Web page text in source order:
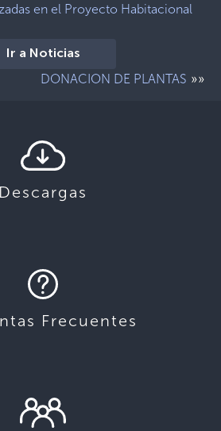
en el Proyecto Habitacional
Ir a Noticias
DONACION DE PLANTAS »»
Descargas
Frecuentes